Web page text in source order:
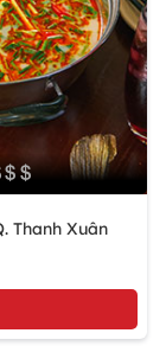
Thanh Xuân